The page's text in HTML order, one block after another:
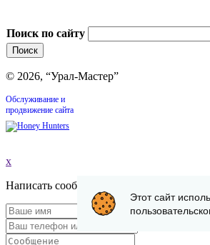
Поиск по сайту
© 2026, “Урал-Мастер”
Обслуживание и
продвижение сайта
x
Написать сообщение
Этот сайт